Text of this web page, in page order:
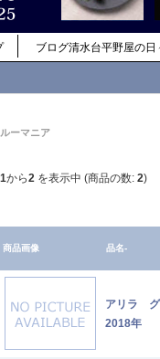
ブログ清水台平野屋の日
ルーマニア
1から2 を表示中 (商品の数: 2)
商品画像 品名-
アリラ
2018年